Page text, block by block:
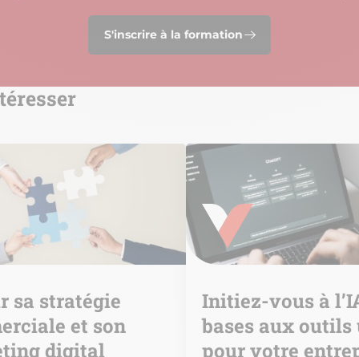
S'inscrire à la formation
sa stratégie
et son
digital
Initiez-vous à
bases aux
pour votre